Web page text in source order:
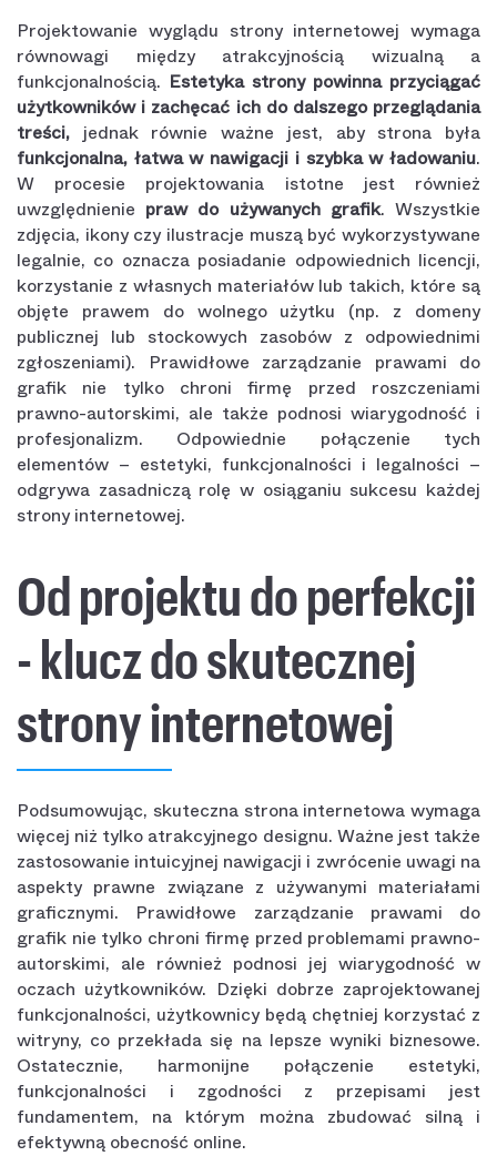
Projektowanie wyglądu strony internetowej wymaga
równowagi między atrakcyjnością wizualną a
funkcjonalnością. Estetyka strony powinna przyciągać
użytkowników i zachęcać ich do dalszego przeglądania
treści, jednak równie ważne jest, aby strona była
funkcjonalna, łatwa w nawigacji i szybka w ładowaniu.
W procesie projektowania istotne jest również
uwzględnienie praw do używanych grafik. Wszystkie
zdjęcia, ikony czy ilustracje muszą być wykorzystywane
legalnie, co oznacza posiadanie odpowiednich licencji,
korzystanie z własnych materiałów lub takich, które są
objęte prawem do wolnego użytku (np. z domeny
publicznej lub stockowych zasobów z odpowiednimi
zgłoszeniami). Prawidłowe zarządzanie prawami do
grafik nie tylko chroni firmę przed roszczeniami
prawno-autorskimi, ale także podnosi wiarygodność i
profesjonalizm. Odpowiednie połączenie tych
elementów – estetyki, funkcjonalności i legalności –
odgrywa zasadniczą rolę w osiąganiu sukcesu każdej
strony internetowej.
Od projektu do perfekcji
- klucz do skutecznej
strony internetowej
Podsumowując, skuteczna strona internetowa wymaga
więcej niż tylko atrakcyjnego designu. Ważne jest także
zastosowanie intuicyjnej nawigacji i zwrócenie uwagi na
aspekty prawne związane z używanymi materiałami
graficznymi. Prawidłowe zarządzanie prawami do
grafik nie tylko chroni firmę przed problemami prawno-
autorskimi, ale również podnosi jej wiarygodność w
oczach użytkowników. Dzięki dobrze zaprojektowanej
funkcjonalności, użytkownicy będą chętniej korzystać z
witryny, co przekłada się na lepsze wyniki biznesowe.
Ostatecznie, harmonijne połączenie estetyki,
funkcjonalności i zgodności z przepisami jest
fundamentem, na którym można zbudować silną i
efektywną obecność online.